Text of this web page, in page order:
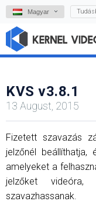
Magyar
KVS v3.8.1
13 August, 2015
Fizetett szavazás
jelzőnél
amelyeket a
jelzőket
szavazhassanak.